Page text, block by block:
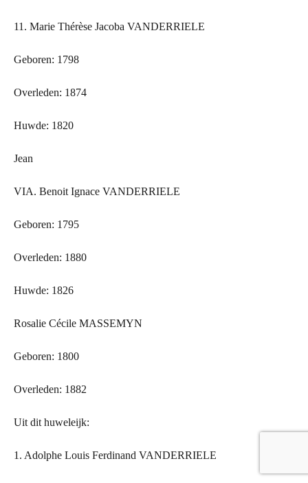
11. Marie Thérèse Jacoba VANDERRIELE
Geboren: 1798
Overleden: 1874
Huwde: 1820
Jean
VIA. Benoit Ignace VANDERRIELE
Geboren: 1795
Overleden: 1880
Huwde: 1826
Rosalie Cécile MASSEMYN
Geboren: 1800
Overleden: 1882
Uit dit huweleijk:
1. Adolphe Louis Ferdinand VANDERRIELE